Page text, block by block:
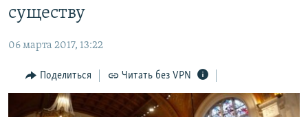
главной
Вернутся
поиску
ИНТЕРАКТИВ
ИНФОГРАФИКА
ТЕЛЕПРОЕКТ КРЫМ.РЕАЛИИ
РАДІО СВОБОДА
КАК ОБОЙТИ БЛОКИРОВКУ
существу
06 марта 2017, 13:22
Поделиться Читать без VPN